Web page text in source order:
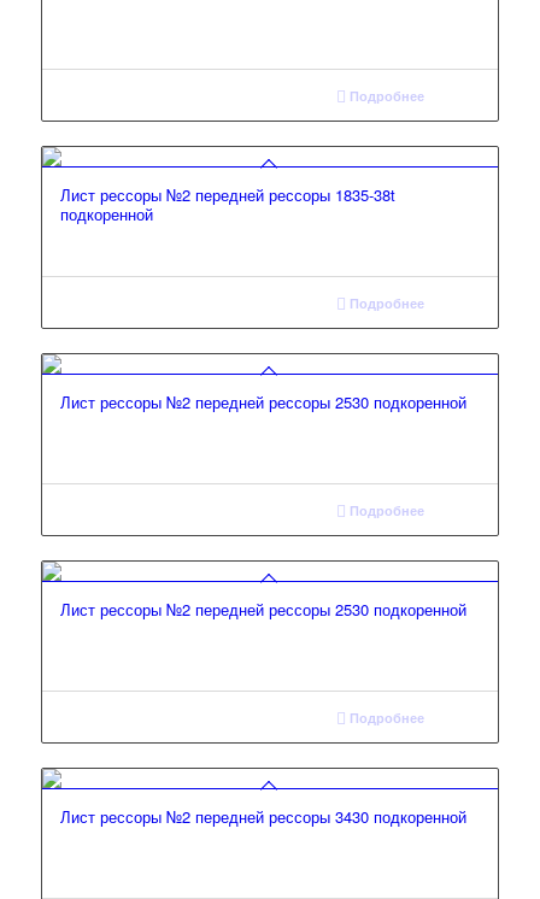
Подробнее
Лист рессоры №2 передней рессоры 1835-38t
подкоренной
Подробнее
Лист рессоры №2 передней рессоры 2530 подкоренной
Подробнее
Лист рессоры №2 передней рессоры 2530 подкоренной
Подробнее
Лист рессоры №2 передней рессоры 3430 подкоренной